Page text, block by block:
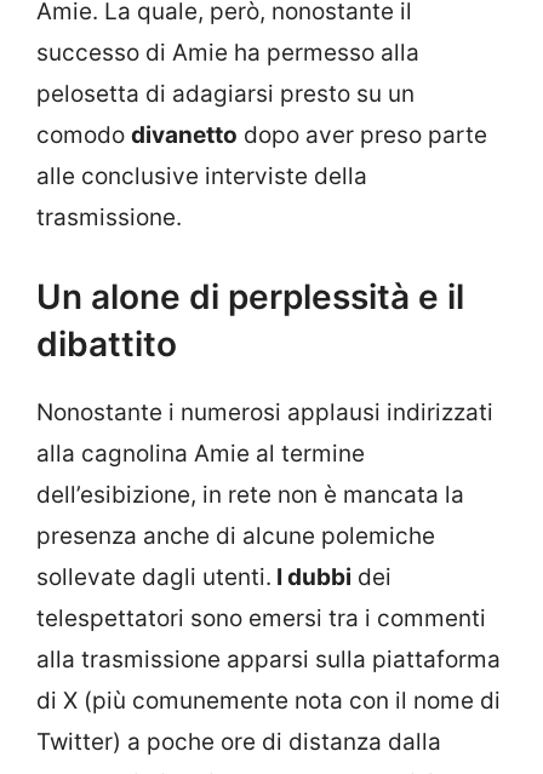
Amie. La quale, però, nonostante il
successo di Amie ha permesso alla
pelosetta di adagiarsi presto su un
comodo divanetto dopo aver preso parte
alle conclusive interviste della
trasmissione.
Un alone di perplessità e il
dibattito
Nonostante i numerosi applausi indirizzati
alla cagnolina Amie al termine
dell’esibizione, in rete non è mancata la
presenza anche di alcune polemiche
sollevate dagli utenti. I dubbi dei
telespettatori sono emersi tra i commenti
alla trasmissione apparsi sulla piattaforma
di X (più comunemente nota con il nome di
Twitter) a poche ore di distanza dalla